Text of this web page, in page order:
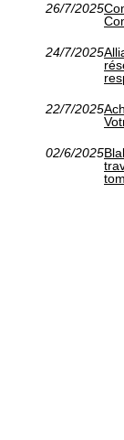
26/7/2025
24/7/2025
22/7/2025
02/6/2025